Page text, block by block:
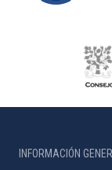
INFORMACIÓN